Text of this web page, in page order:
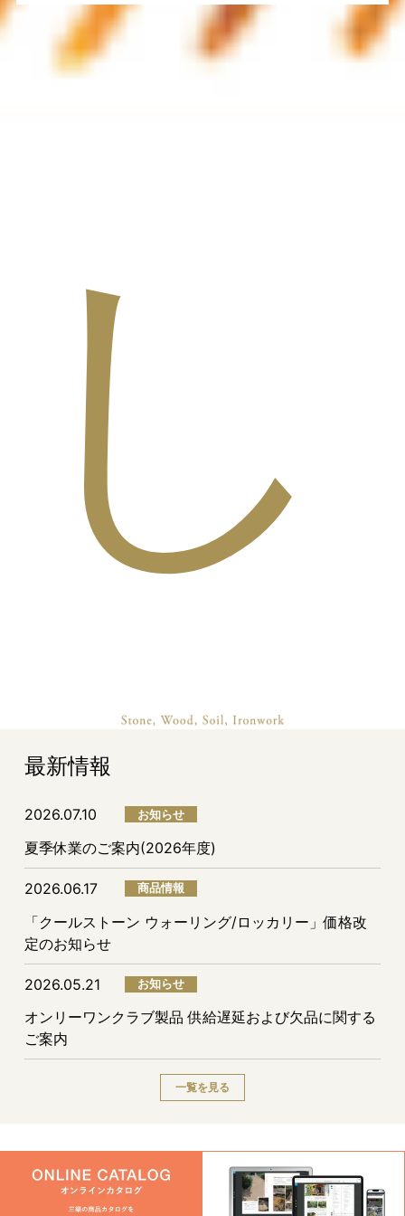
し
最新情報
2026.07.10 お知らせ
夏季休業のご案内(2026年度)
2026.06.17 商品情報
「クールストーン ウォーリング/ロッカリー」価格改
定のお知らせ
2026.05.21 お知らせ
オンリーワンクラブ製品 供給遅延および欠品に関する
ご案内
一覧を見る